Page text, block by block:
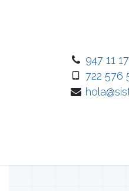
947 11
722 576